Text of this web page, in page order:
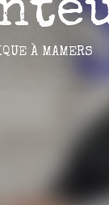
À MAMERS